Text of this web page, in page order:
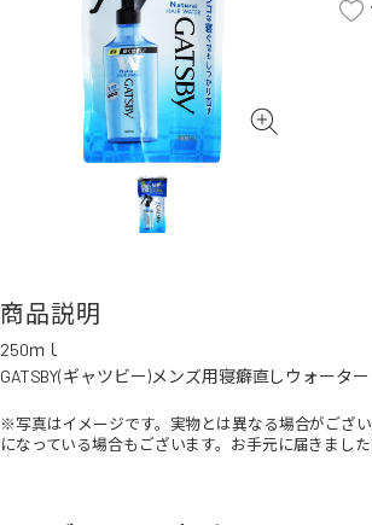
商品説明
250ｍｌ
GATSBY(ギャツビー)メンズ用寝癖直しウォーター
※写真はイメージです。実物とは異なる場合がござ
になっている場合もございます。お手元に届きまし